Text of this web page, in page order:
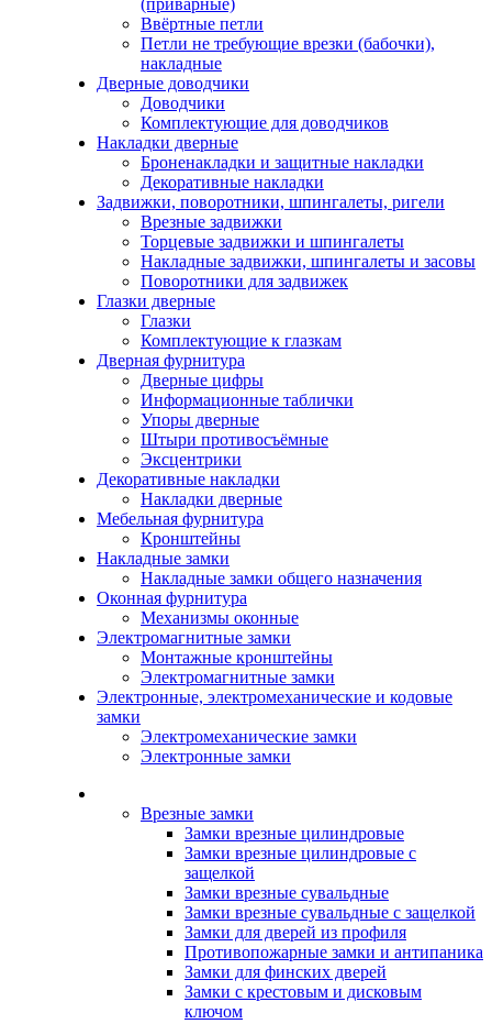
(приварные)
Ввёртные петли
Петли не требующие врезки (бабочки),
накладные
Дверные доводчики
Доводчики
Комплектующие для доводчиков
Накладки дверные
Броненакладки и защитные накладки
Декоративные накладки
Задвижки, поворотники, шпингалеты, ригели
Врезные задвижки
Торцевые задвижки и шпингалеты
Накладные задвижки, шпингалеты и засовы
Поворотники для задвижек
Глазки дверные
Глазки
Комплектующие к глазкам
Дверная фурнитура
Дверные цифры
Информационные таблички
Упоры дверные
Штыри противосъёмные
Эксцентрики
Декоративные накладки
Накладки дверные
Мебельная фурнитура
Кронштейны
Накладные замки
Накладные замки общего назначения
Оконная фурнитура
Механизмы оконные
Электромагнитные замки
Монтажные кронштейны
Электромагнитные замки
Электронные, электромеханические и кодовые
замки
Электромеханические замки
Электронные замки
Врезные замки
Замки врезные цилиндровые
Замки врезные цилиндровые с
защелкой
Замки врезные сувальдные
Замки врезные сувальдные с защелкой
Замки для дверей из профиля
Противопожарные замки и антипаника
Замки для финских дверей
Замки с крестовым и дисковым
ключом